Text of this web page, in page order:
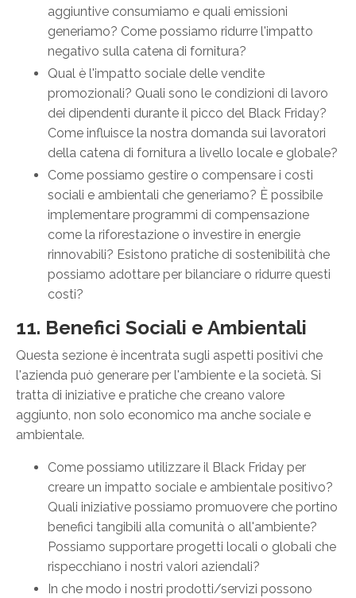
aggiuntive consumiamo e quali emissioni
generiamo? Come possiamo ridurre l'impatto
negativo sulla catena di fornitura?
Qual è l'impatto sociale delle vendite
promozionali? Quali sono le condizioni di lavoro
dei dipendenti durante il picco del Black Friday?
Come influisce la nostra domanda sui lavoratori
della catena di fornitura a livello locale e globale?
Come possiamo gestire o compensare i costi
sociali e ambientali che generiamo? È possibile
implementare programmi di compensazione
come la riforestazione o investire in energie
rinnovabili? Esistono pratiche di sostenibilità che
possiamo adottare per bilanciare o ridurre questi
costi?
11. Benefici Sociali e Ambientali
Questa sezione è incentrata sugli aspetti positivi che
l'azienda può generare per l'ambiente e la società. Si
tratta di iniziative e pratiche che creano valore
aggiunto, non solo economico ma anche sociale e
ambientale.
Come possiamo utilizzare il Black Friday per
creare un impatto sociale e ambientale positivo?
Quali iniziative possiamo promuovere che portino
benefici tangibili alla comunità o all'ambiente?
Possiamo supportare progetti locali o globali che
rispecchiano i nostri valori aziendali?
In che modo i nostri prodotti/servizi possono